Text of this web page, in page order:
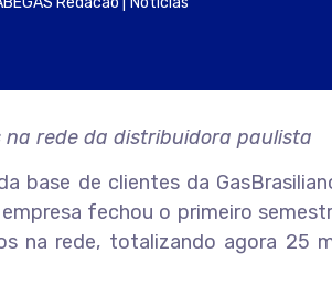
rede da distribuidora paulista
base de clientes da
fechou o primeiro
na rede, totalizando agora 25